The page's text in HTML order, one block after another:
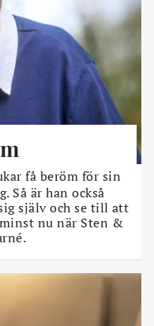
få beröm för sin
Så är han också
själv och se till att
nu när Sten &